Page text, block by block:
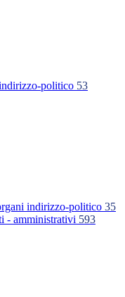
politico 53
indirizzo-politico 35
- amministrativi 593